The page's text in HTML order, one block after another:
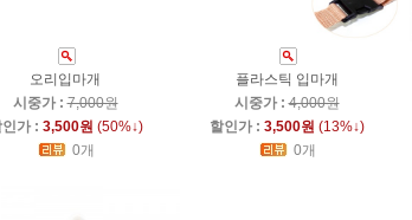
오리입마개
시중가 :7,000원
인가 : 3,500원 (50%↓)
0개
플라스틱 입마개
시중가 :4,000원
할인가 : 3,500원 (13%↓)
0개